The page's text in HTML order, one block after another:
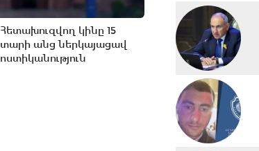
Հետախուզվող կինը 15
տարի անց ներկայացավ
ոստիկանություն